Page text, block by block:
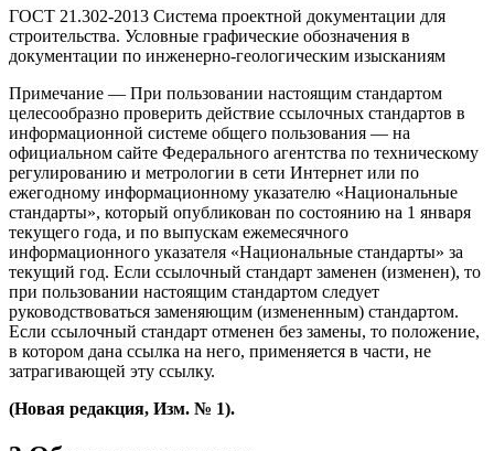
ГОСТ 21.302-2013 Система проектной документации для
строительства. Условные графические обозначения в
документации по инженерно-геологическим изысканиям
Примечание — При пользовании настоящим стандартом
целесообразно проверить действие ссылочных стандартов в
информационной системе общего пользования — на
официальном сайте Федерального агентства по техническому
регулированию и метрологии в сети Интернет или по
ежегодному информационному указателю «Национальные
стандарты», который опубликован по состоянию на 1 января
текущего года, и по выпускам ежемесячного
информационного указателя «Национальные стандарты» за
текущий год. Если ссылочный стандарт заменен (изменен), то
при пользовании настоящим стандартом следует
руководствоваться заменяющим (измененным) стандартом.
Если ссылочный стандарт отменен без замены, то положение,
в котором дана ссылка на него, применяется в части, не
затрагивающей эту ссылку.
(Новая редакция, Изм. № 1).